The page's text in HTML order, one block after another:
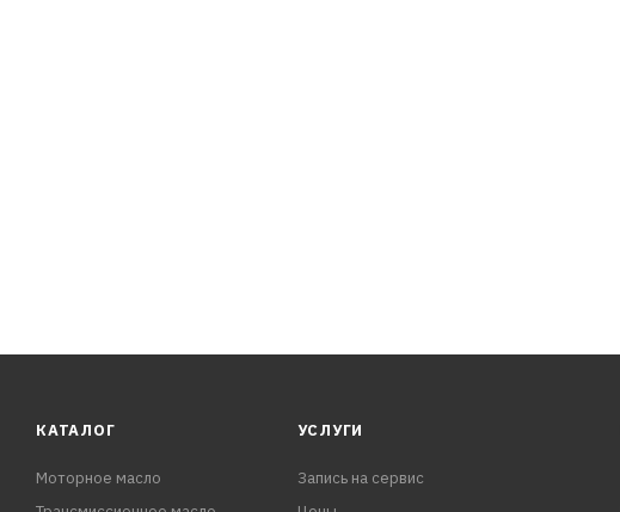
КАТАЛОГ
Моторное масло
УСЛУГИ
Запись на сервис